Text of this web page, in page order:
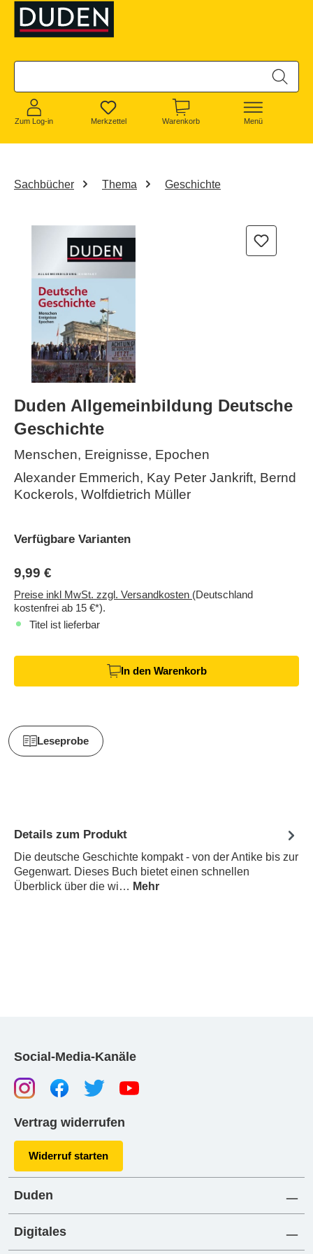
springen
Zum Log-in Merkzettel Warenkorb Menü
Sachbücher Thema Geschichte
Duden Allgemeinbildung Deutsche
Geschichte
Menschen, Ereignisse, Epochen
Alexander Emmerich, Kay Peter Jankrift, Bernd
Kockerols, Wolfdietrich Müller
Verfügbare Varianten
9,99 €
Preise inkl MwSt. zzgl. Versandkosten (Deutschland
kostenfrei ab 15 €*).
Titel ist lieferbar
In den Warenkorb
Leseprobe
Details zum Produkt
Die deutsche Geschichte kompakt - von der Antike bis zur
Gegenwart. Dieses Buch bietet einen schnellen
Überblick über die wi… Mehr
Social-Media-Kanäle
Vertrag widerrufen
Widerruf starten
Duden
Digitales